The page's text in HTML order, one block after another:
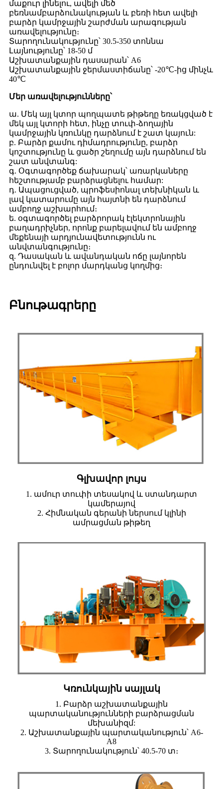
մաքուր լինելու, ավելի մեծ
բեռնամբարձունակության և բեռի հետ ավելի
բարձր կամրջային շարժման արագության
առավելությունը։
Տարողունակությունը՝ 30.5-350 տոննա
Լայնությունը՝ 18-50 մ
Աշխատանքային դասարան՝ A6
Աշխատանքային ջերմաստիճանը՝ -20℃-ից մինչև
40℃
Մեր առավելությունները՝
ա. Մեկ այլ կտոր պողպատե թիթեղը եռակցված է
մեկ այլ կտորի հետ, ինչը տուփ-ձողային
կամրջային կռունկը դարձնում է շատ կայուն:
բ. Բարձր քամու դիմադրությունը, բարձր
կոշտությունը և ցածր շեղումը այն դարձնում են
շատ անվտանգ:
գ. Օգտագործեք ճախարակ՝ առարկաները
հեշտությամբ բարձրացնելու համար:
դ. Ապացուցված, պրոֆեսիոնալ տեխնիկան և
լավ կատարումը այն հայտնի են դարձնում
ամբողջ աշխարհում։
ե. օգտագործել բարձրորակ էլեկտրոնային
բաղադրիչներ, որոնք բարելավում են ամբողջ
մեքենայի արդյունավետությունն ու
անվտանգությունը։
զ. Դասական և ավանդական ոճը լայնորեն
ընդունվել է բոլոր մարդկանց կողմից։
Բնութագրերը
Գլխավոր լույս
1. ամուր տուփի տեսակով և ստանդարտ
կամերայով
2. Հիմնական գերանի ներսում կլինի
ամրացման թիթեղ
Կռունկային սայլակ
1. Բարձր աշխատանքային
պարտականությունների բարձրացման
մեխանիզմ:
2. Աշխատանքային պարտականություն՝ A6-
A8
3. Տարողունակություն՝ 40.5-70 տ։